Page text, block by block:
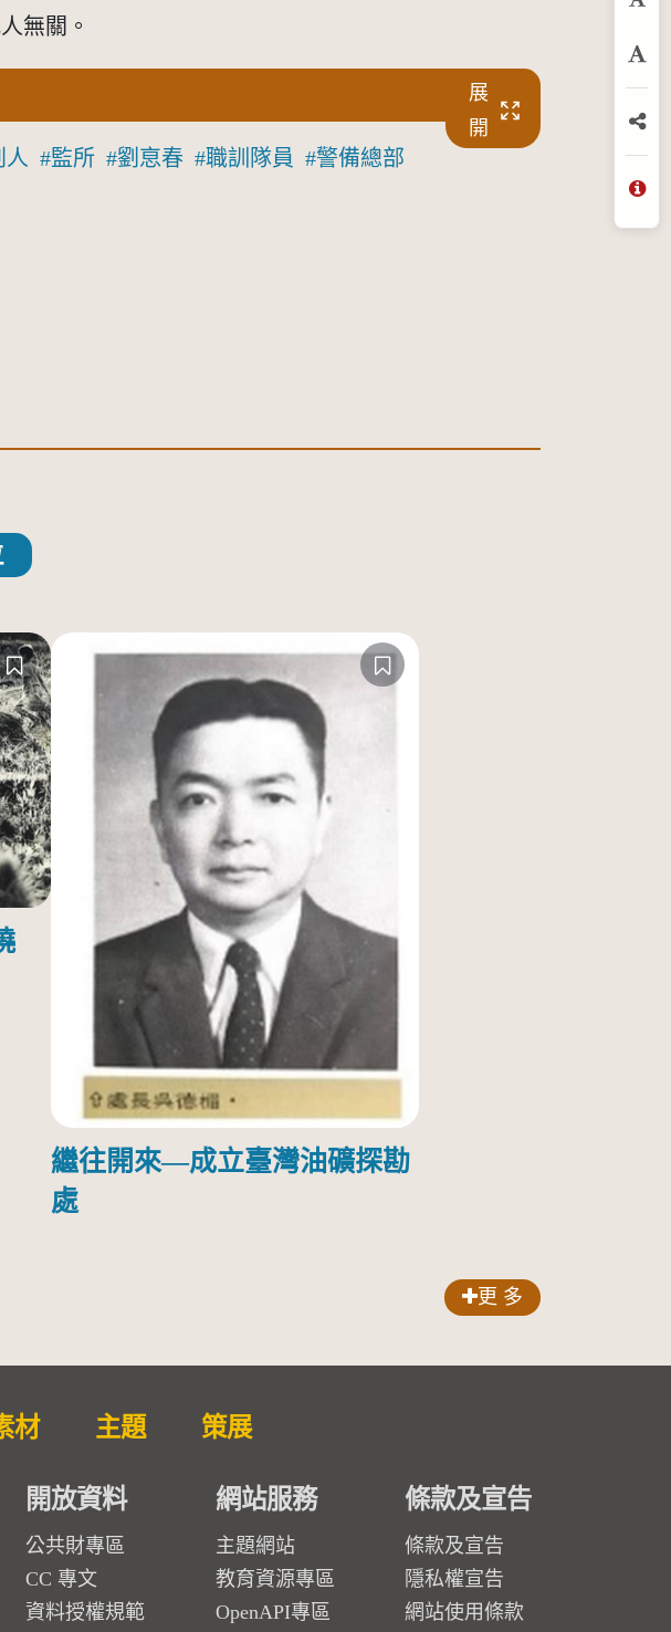
無關。
展
開
人 監所 劉恴春 職訓隊員 警備總部
繼往開來—成立臺灣油礦探勘
處
更 多
放
分
材 主題 策展
開放資料
公共財專區
CC 專文
資料授權規範
網站服務
主題網站
教育資源專區
OpenAPI專區
條款及宣告
條款及宣告
隱私權宣告
網站使用條款